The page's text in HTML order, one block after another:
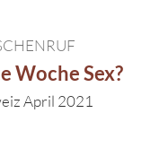
Woche Sex?
April 2021